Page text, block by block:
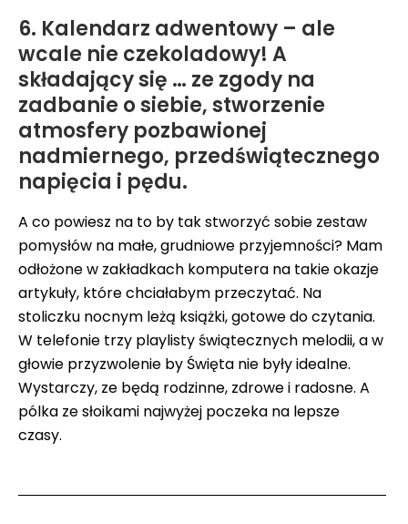
6. Kalendarz adwentowy – ale
wcale nie czekoladowy! A
składający się … ze zgody na
zadbanie o siebie, stworzenie
atmosfery pozbawionej
nadmiernego, przedświątecznego
napięcia i pędu.
A co powiesz na to by tak stworzyć sobie zestaw
pomysłów na małe, grudniowe przyjemności? Mam
odłożone w zakładkach komputera na takie okazje
artykuły, które chciałabym przeczytać. Na
stoliczku nocnym leżą książki, gotowe do czytania.
W telefonie trzy playlisty świątecznych melodii, a w
głowie przyzwolenie by Święta nie były idealne.
Wystarczy, ze będą rodzinne, zdrowe i radosne. A
pólka ze słoikami najwyżej poczeka na lepsze
czasy.